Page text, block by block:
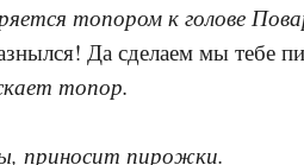
топором к голове
Да сделаем мы тебе
топор.
приносит пирожки.